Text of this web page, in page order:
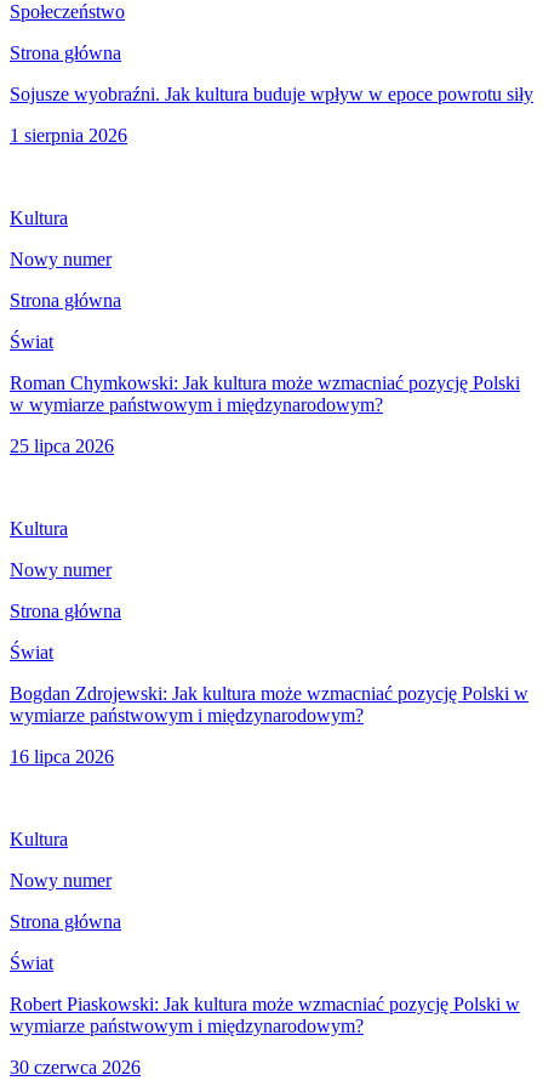
Społeczeństwo
Strona główna
Sojusze wyobraźni. Jak kultura buduje wpływ w epoce powrotu siły
1 sierpnia 2026
Kultura
Nowy numer
Strona główna
Świat
Roman Chymkowski: Jak kultura może wzmacniać pozycję Polski
w wymiarze państwowym i międzynarodowym?
25 lipca 2026
Kultura
Nowy numer
Strona główna
Świat
Bogdan Zdrojewski: Jak kultura może wzmacniać pozycję Polski w
wymiarze państwowym i międzynarodowym?
16 lipca 2026
Kultura
Nowy numer
Strona główna
Świat
Robert Piaskowski: Jak kultura może wzmacniać pozycję Polski w
wymiarze państwowym i międzynarodowym?
30 czerwca 2026